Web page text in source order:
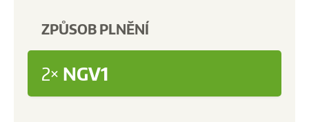
ZPŮSOB PLNĚNÍ
2× NGV1